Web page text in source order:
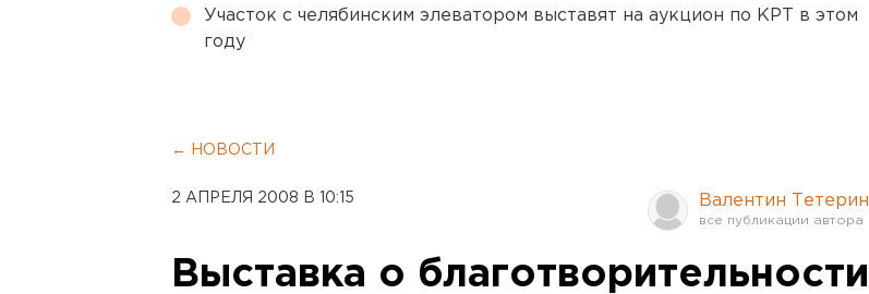
Участок с челябинским элеватором выставят на аукцион по КРТ в этом
году
← НОВОСТИ
2 АПРЕЛЯ 2008 В 10:15 Валентин Тетерин
Выставка о благотворительности